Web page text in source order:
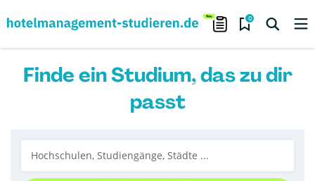
0
Finde ein Studium, das zu dir
passt